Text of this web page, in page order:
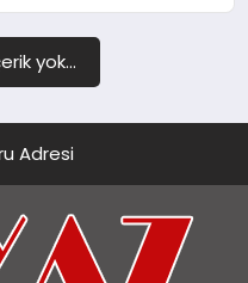
yok...
Adresi